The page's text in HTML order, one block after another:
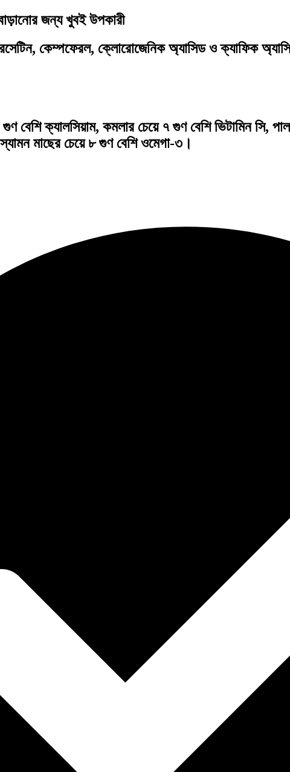
জন্য খুবই উপকারী
কেম্পফেরল, ক্লোরোজেনিক অ্যাসিড ও ক্যাফিক অ্যাসিড
বেশি ক্যালসিয়াম, কমলার চেয়ে ৭ গুণ বেশি ভিটামিন সি,
মাছের চেয়ে ৮ গুণ বেশি ওমেগা-৩।